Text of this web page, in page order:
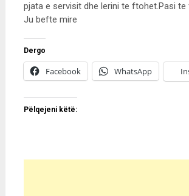
pjata e servisit dhe lerini te ftohet.Pasi
Ju befte mire
Dergo
Facebook WhatsApp
Pëlqejeni këtë: